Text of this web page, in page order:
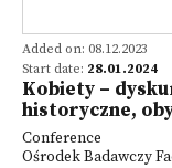
Added on: 08.12.2023
Start date: 28.01.2024
Kobiety –
historyczne,
Conference
Ośrodek Badawczy